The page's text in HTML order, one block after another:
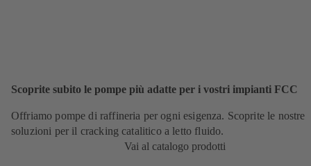
Scoprite subito le pompe più adatte per i vostri impianti FCC
Offriamo pompe di raffineria per ogni esigenza. Scoprite le nostre
soluzioni per il cracking catalitico a letto fluido.
Vai al catalogo prodotti